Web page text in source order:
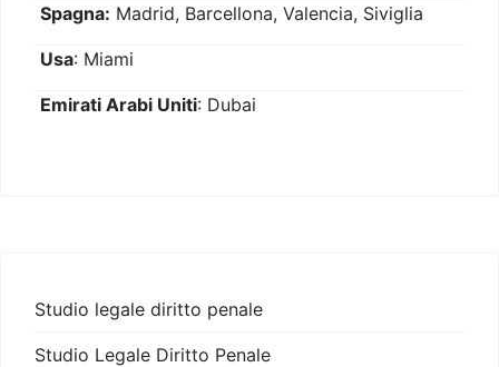
Spagna: Madrid, Barcellona, Valencia, Siviglia
Usa: Miami
Emirati Arabi Uniti: Dubai
Studio legale diritto penale
Studio Legale Diritto Penale